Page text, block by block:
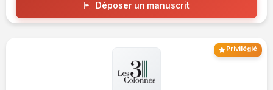
Déposer un manuscrit
Privilégié